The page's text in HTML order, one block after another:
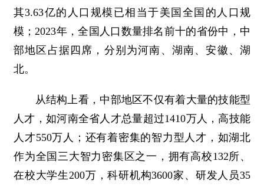
其3.63亿的人口规模已相当于美国全国的人口规
模；2023年，全国人口数量排名前十的省份中，中
部地区占据四席，分别为河南、湖南、安徽、湖
北。
从结构上看，中部地区不仅有着大量的技能型
人才，如河南全省人才总量超过1410万人，高技能
人才550万人；还有着密集的智力型人才，如湖北
作为全国三大智力密集区之一，拥有高校132所、
在校大学生200万，科研机构3600家、研发人员35